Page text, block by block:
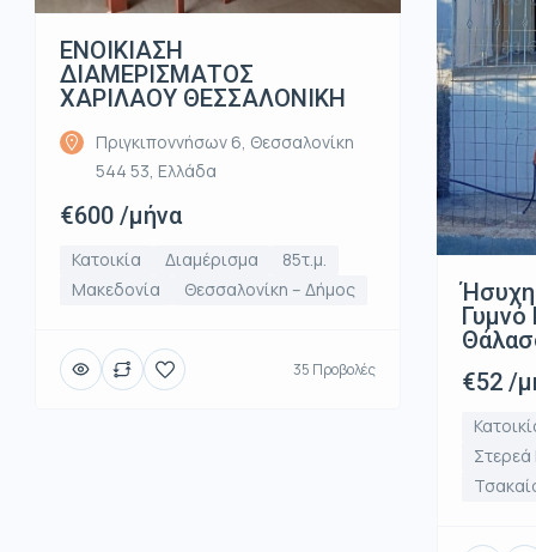
ΕΝΟΙΚΙΑΣΗ
ΔΙΑΜΕΡΙΣΜΑΤΟΣ
ΧΑΡΙΛΑΟΥ ΘΕΣΣΑΛΟΝΙΚΗ
Πριγκιποννήσων 6, Θεσσαλονίκη
544 53, Ελλάδα
€600 /μήνα
Κατοικία Διαμέρισμα
85τ.μ.
Μακεδονία
Θεσσαλονίκη – Δήμος
35 Προβολές
Γυμνό
€52 /